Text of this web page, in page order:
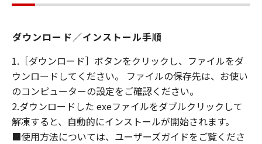
(1) 「許諾ソフトウェア」に関する著作権を含
イセンサーに帰属します。
(2) 本契約に明示的に定める場合を除き、キヤノ
ンおよびキヤノンのライセンサーのいかなる知
的財産権も、明示たると黙示たるとを問わず、
お客様に譲渡または許諾されるものではありま
せん。
ダウンロード／インストール手順
1.［ダウンロード］ボタンをクリックし、ファイルをダ
ウンロードしてください。 ファイルの保存先は、お使い
のコンピューターの設定をご確認ください。
2.ダウンロードした exeファイルをダブルクリックして
解凍すると、自動的にインストールが開始されます。
■使用方法については、ユーザーズガイドをご覧くださ